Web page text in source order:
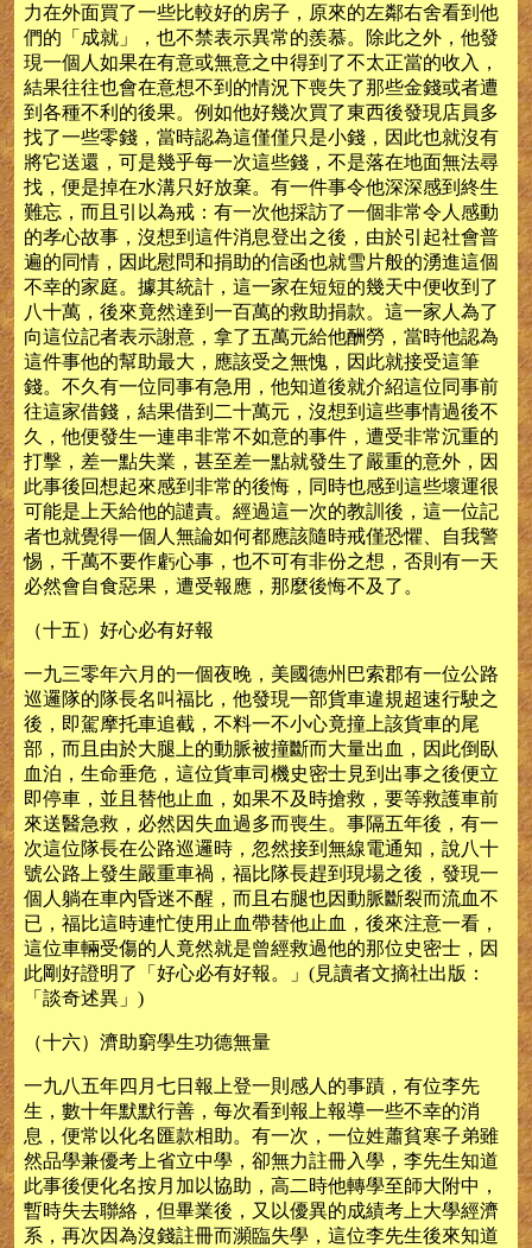
力在外面買了一些比較好的房子，原來的左鄰右舍看到他
們的「成就」，也不禁表示異常的羨慕。除此之外，他發
現一個人如果在有意或無意之中得到了不太正當的收入，
結果往往也會在意想不到的情況下喪失了那些金錢或者遭
到各種不利的後果。例如他好幾次買了東西後發現店員多
找了一些零錢，當時認為這僅僅只是小錢，因此也就沒有
將它送還，可是幾乎每一次這些錢，不是落在地面無法尋
找，便是掉在水溝只好放棄。有一件事令他深深感到終生
難忘，而且引以為戒：有一次他採訪了一個非常令人感動
的孝心故事，沒想到這件消息登出之後，由於引起社會普
遍的同情，因此慰問和捐助的信函也就雪片般的湧進這個
不幸的家庭。據其統計，這一家在短短的幾天中便收到了
八十萬，後來竟然達到一百萬的救助捐款。這一家人為了
向這位記者表示謝意，拿了五萬元給他酬勞，當時他認為
這件事他的幫助最大，應該受之無愧，因此就接受這筆
錢。不久有一位同事有急用，他知道後就介紹這位同事前
往這家借錢，結果借到二十萬元，沒想到這些事情過後不
久，他便發生一連串非常不如意的事件，遭受非常沉重的
打擊，差一點失業，甚至差一點就發生了嚴重的意外，因
此事後回想起來感到非常的後悔，同時也感到這些壞運很
可能是上天給他的譴責。經過這一次的教訓後，這一位記
者也就覺得一個人無論如何都應該隨時戒僅恐懼、自我警
惕，千萬不要作虧心事，也不可有非份之想，否則有一天
必然會自食惡果，遭受報應，那麼後悔不及了。
（十五）好心必有好報
一九三零年六月的一個夜晚，美國德州巴索郡有一位公路
巡邏隊的隊長名叫福比，他發現一部貨車違規超速行駛之
後，即駕摩托車追截，不料一不小心竟撞上該貨車的尾
部，而且由於大腿上的動脈被撞斷而大量出血，因此倒臥
血泊，生命垂危，這位貨車司機史密士見到出事之後便立
即停車，並且替他止血，如果不及時搶救，要等救護車前
來送醫急救，必然因失血過多而喪生。事隔五年後，有一
次這位隊長在公路巡邏時，忽然接到無線電通知，說八十
號公路上發生嚴重車禍，福比隊長趕到現場之後，發現一
個人躺在車內昏迷不醒，而且右腿也因動脈斷裂而流血不
已，福比這時連忙使用止血帶替他止血，後來注意一看，
這位車輛受傷的人竟然就是曾經救過他的那位史密士，因
此剛好證明了「好心必有好報。」(見讀者文摘社出版：
「談奇述異」)
（十六）濟助窮學生功德無量
一九八五年四月七日報上登一則感人的事蹟，有位李先
生，數十年默默行善，每次看到報上報導一些不幸的消
息，便常以化名匯款相助。有一次，一位姓蕭貧寒子弟雖
然品學兼優考上省立中學，卻無力註冊入學，李先生知道
此事後便化名按月加以協助，高二時他轉學至師大附中，
暫時失去聯絡，但畢業後，又以優異的成績考上大學經濟
系，再次因為沒錢註冊而瀕臨失學，這位李先生後來知道